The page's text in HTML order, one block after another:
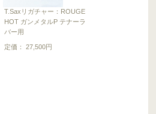
T.Saxリガチャー：ROUGE
HOT ガンメタルP テナーラ
バー用
定価： 27,500円